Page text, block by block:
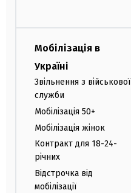
Мобілізація в
Україні
Звільнення з військової
служби
Мобілізація 50+
Мобілізація жінок
Контракт для 18-24-
річних
Відстрочка від
мобілізації